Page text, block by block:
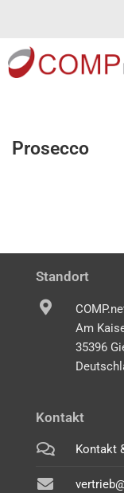
Skip
to
content
Prosecco
Standort
Am
35396
Kontakt
Kontakt